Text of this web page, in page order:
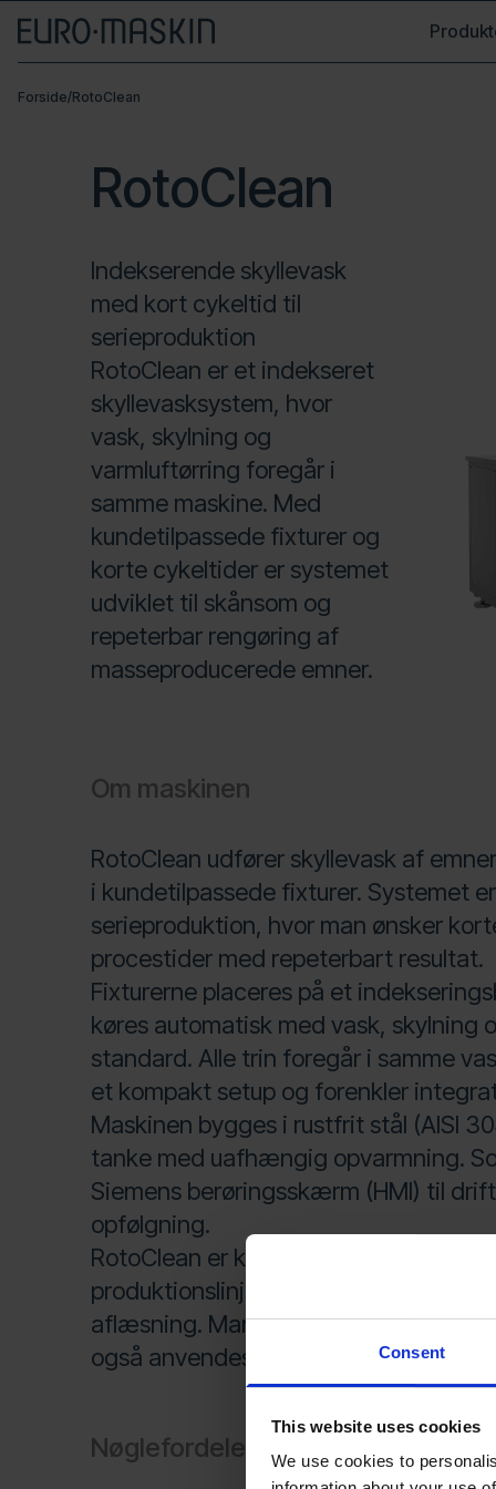
Consent
This website uses cookies
We use cookies to
Forside/RotoClean
RotoClean
Indekserende skyllevask
med kort cykeltid til
serieproduktion
RotoClean er et indekseret
skyllevasksystem, hvor
vask, skylning og
varmluftørring foregår i
samme maskine. Med
kundetilpassede fixturer og
korte cykeltider er systemet
udviklet til skånsom og
repeterbar rengøring af
masseproducerede emner.
Om maskinen
RotoClean udfører skyllevask af
i kundetilpassede fixturer. Systemet
serieproduktion, hvor man ønsker
procestider med repeterbart resultat.
Fixturerne placeres på et
køres automatisk med vask, skylning
standard. Alle trin foregår i samme
et kompakt setup og forenkler
Maskinen bygges i rustfrit stål (AISI
tanke med uafhængig opvarmning.
Siemens berøringsskærm (HMI) til
opfølgning.
RotoClean er klar til integration i
produktionslinje med robothandtering
aflæsning. Manuel indlæsning og
også anvendes efter behov.
Nøglefordele